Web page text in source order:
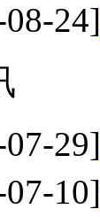
24]
29]
10]